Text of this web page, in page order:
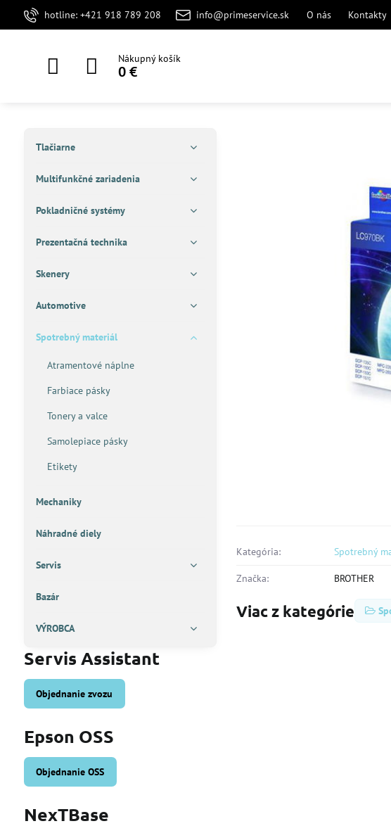
hotline: +421 918 789 208 info@primeservice.sk O nás Kontakty
Nákupný košík
0 €
Kategória: Spotrebný
Značka: BROTHER
Viac z kategórie
Tlačiarne
Multifunkčné zariadenia
Pokladničné systémy
Prezentačná technika
Skenery
Automotive
Spotrebný materiál
Atramentové náplne
Farbiace pásky
Tonery a valce
Samolepiace pásky
Etikety
Mechaniky
Náhradné diely
Servis
Bazár
VÝROBCA
Servis Assistant
Objednanie zvozu
Epson OSS
Objednanie OSS
NexTBase